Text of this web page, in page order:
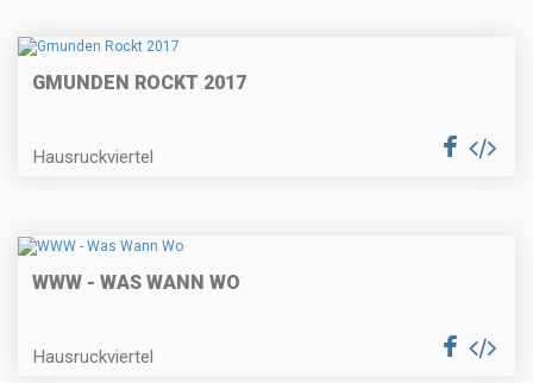
GMUNDEN ROCKT 2017
Hausruckviertel
WWW - WAS WANN WO
Hausruckviertel